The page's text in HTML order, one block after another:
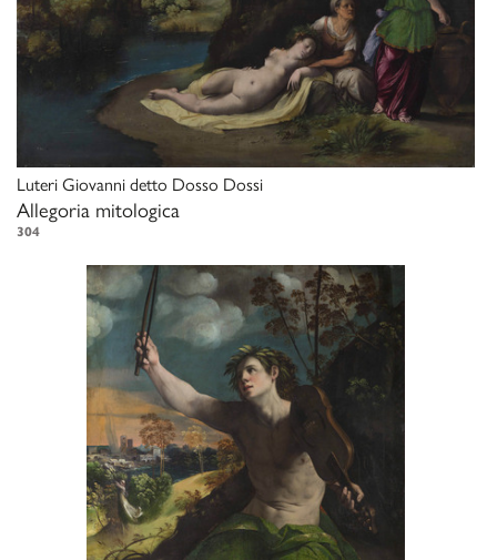
Luteri Giovanni detto Dosso Dossi
Allegoria mitologica
304